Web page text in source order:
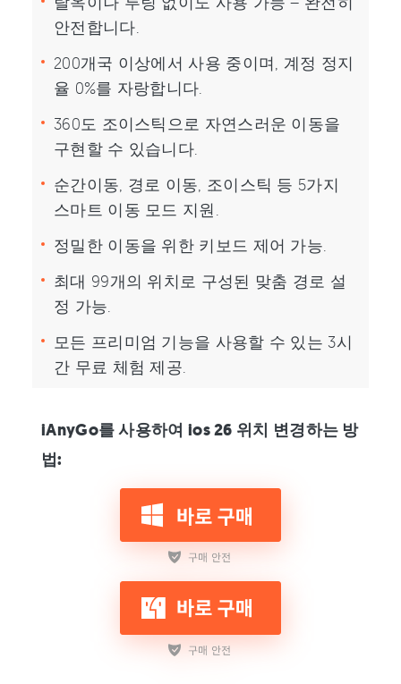
안전합니다.
200개국 이상에서 사용 중이며, 계정 정지
율 0%를 자랑합니다.
360도 조이스틱으로 자연스러운 이동을
구현할 수 있습니다.
순간이동, 경로 이동, 조이스틱 등 5가지
스마트 이동 모드 지원.
정밀한 이동을 위한 키보드 제어 가능.
최대 99개의 위치로 구성된 맞춤 경로 설
정 가능.
모든 프리미엄 기능을 사용할 수 있는 3시
간 무료 체험 제공.
iAnyGo를 사용하여 ios 26 위치 변경하는 방
법: